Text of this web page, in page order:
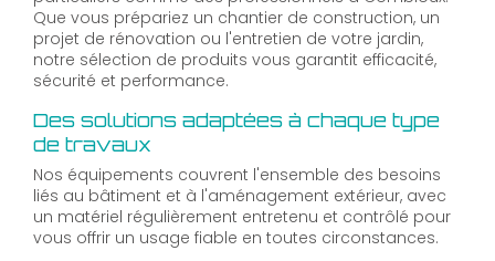
Que vous prépariez un chantier de construction, un
projet de rénovation ou l'entretien de votre jardin,
notre sélection de produits vous garantit efficacité,
sécurité et performance.
Des solutions adaptées à chaque type
de travaux
Nos équipements couvrent l'ensemble des besoins
liés au bâtiment et à l'aménagement extérieur, avec
un matériel régulièrement entretenu et contrôlé pour
vous offrir un usage fiable en toutes circonstances.